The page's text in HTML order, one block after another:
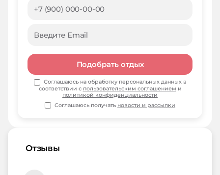
Отзывы
Подобрать отдых
Соглашаюсь на обработку персональных данных в
соответствии с пользовательским соглашением и
политикой конфиденциальности
Соглашаюсь получать новости и рассылки